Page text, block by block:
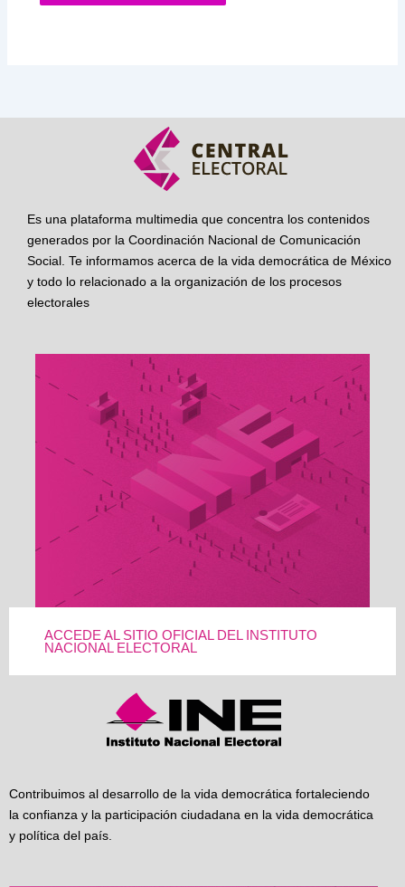
Es una plataforma multimedia que concentra los contenidos
generados por la Coordinación Nacional de Comunicación
Social. Te informamos acerca de la vida democrática de México
y todo lo relacionado a la organización de los procesos
electorales
ACCEDE AL SITIO OFICIAL DEL INSTITUTO
NACIONAL ELECTORAL
Contribuimos al desarrollo de la vida democrática fortaleciendo
la confianza y la participación ciudadana en la vida democrática
y política del país.